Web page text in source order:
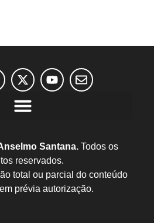
Santana. Todos os
reservados.
total ou parcial do conteúdo
prévia autorização.